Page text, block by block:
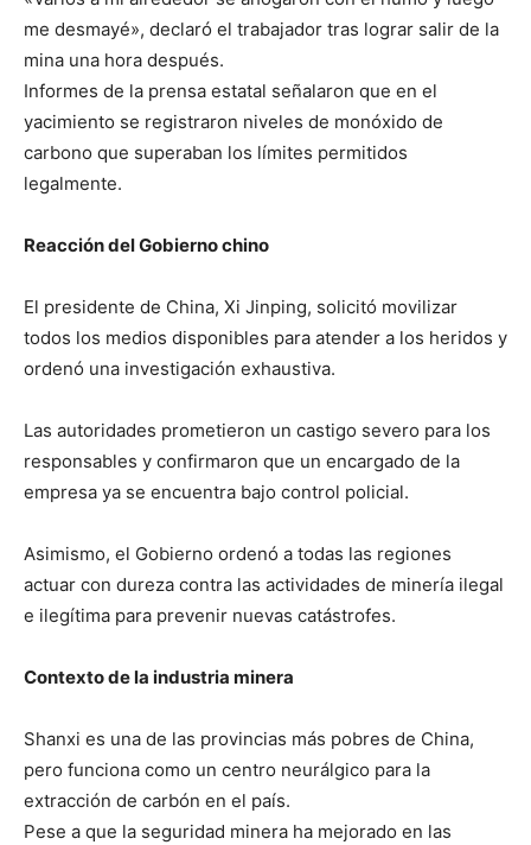
me desmayé», declaró el trabajador tras lograr salir de la
mina una hora después.
Informes de la prensa estatal señalaron que en el
yacimiento se registraron niveles de monóxido de
carbono que superaban los límites permitidos
legalmente.
Reacción del Gobierno chino
El presidente de China, Xi Jinping, solicitó movilizar
todos los medios disponibles para atender a los heridos y
ordenó una investigación exhaustiva.
Las autoridades prometieron un castigo severo para los
responsables y confirmaron que un encargado de la
empresa ya se encuentra bajo control policial.
Asimismo, el Gobierno ordenó a todas las regiones
actuar con dureza contra las actividades de minería ilegal
e ilegítima para prevenir nuevas catástrofes.
Contexto de la industria minera
Shanxi es una de las provincias más pobres de China,
pero funciona como un centro neurálgico para la
extracción de carbón en el país.
Pese a que la seguridad minera ha mejorado en las